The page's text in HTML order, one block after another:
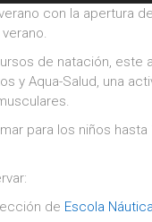
con la apertura
de natación, este
y Aqua-Salud, una
para los niños
de Escola Náutica